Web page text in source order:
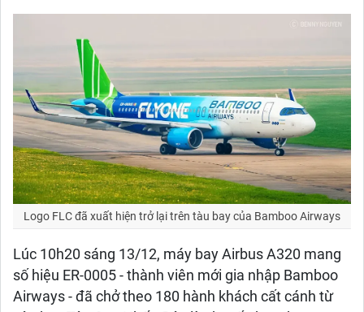
Logo FLC đã xuất hiện trở lại trên tàu bay của Bamboo Airways
Lúc 10h20 sáng 13/12, máy bay Airbus A320 mang
số hiệu ER-0005 - thành viên mới gia nhập Bamboo
Airways - đã chở theo 180 hành khách cất cánh từ